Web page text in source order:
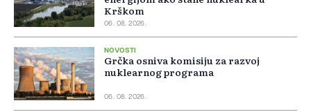
Krškom
06. 08. 2026.
NOVOSTI
Grčka osniva komisiju za razvoj
nuklearnog programa
06. 08. 2026.